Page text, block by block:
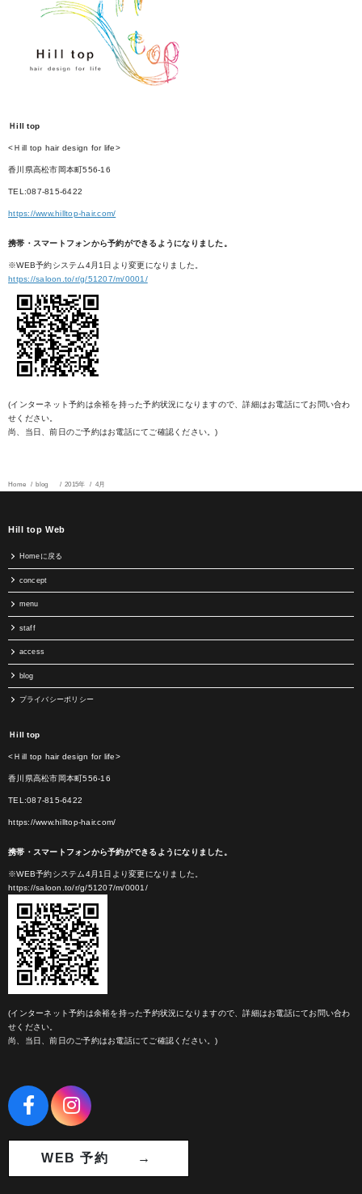
Ｈill top
<Ｈill top hair design for life>
香川県高松市岡本町556-16
TEL:087-815-6422
https://www.hilltop-hair.com/
携帯・スマートフォンから予約ができるようになりました。
※WEB予約システム4月1日より変更になりました。
https://saloon.to/r/g/51207/m/0001/
(インターネット予約は余裕を持った予約状況になりますので、詳細はお電話にてお問い合わ
せください。
尚、当日、前日のご予約はお電話にてご確認ください。)
Home blog 2015年 4月
Hill top Web
Homeに戻る
concept
menu
staff
access
blog
プライバシーポリシー
Ｈill top
<Ｈill top hair design for life>
香川県高松市岡本町556-16
TEL:087-815-6422
https://www.hilltop-hair.com/
携帯・スマートフォンから予約ができるようになりました。
※WEB予約システム4月1日より変更になりました。
https://saloon.to/r/g/51207/m/0001/
(インターネット予約は余裕を持った予約状況になりますので、詳細はお電話にてお問い合わ
せください。
尚、当日、前日のご予約はお電話にてご確認ください。)
WEB 予約 →